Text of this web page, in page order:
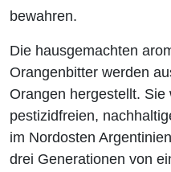
bewahren.
Die hausgemachten
Orangenbitter werden
Orangen hergestellt. Sie
pestizidfreien,
im Nordosten
drei Generationen von